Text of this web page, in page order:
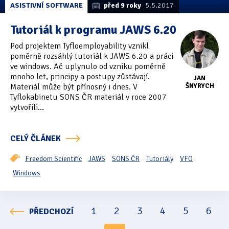
ASISTIVNÍ SOFTWARE před 9 roky 5.5.2017
JAN
ŠNYRYCH
Tutoriál k programu JAWS 6.20
Pod projektem Tyfloemployability vznikl
poměrně rozsáhlý tutoriál k JAWS 6.20 a práci
ve windows. Ač uplynulo od vzniku poměrně
mnoho let, principy a postupy zůstávají.
Materiál může být přínosný i dnes. V
Tyflokabinetu SONS ČR materiál v roce 2007
vytvořili...
CELÝ ČLÁNEK
Freedom Scientific JAWS SONS ČR Tutoriály
VFO
Windows
Stránkování
PŘEDCHOZÍ 1 2 3 4 5
6